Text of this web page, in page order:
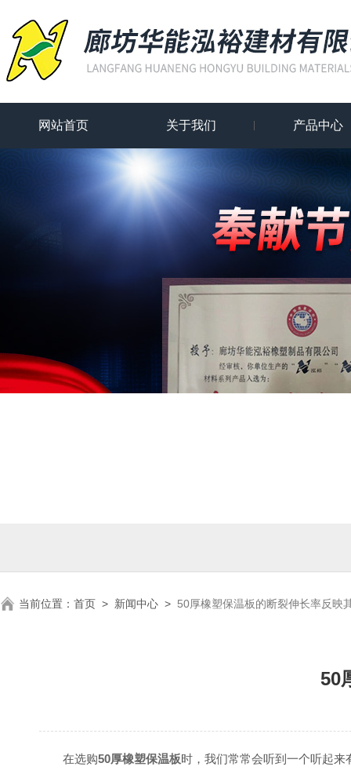
网站首页 关于我们 产品中心
当前位置： 首页 > 新闻中心 > 50厚橡塑保温板的断裂伸长率反映
50
在选购50厚橡塑保温板时，我们常常会听到一个听起